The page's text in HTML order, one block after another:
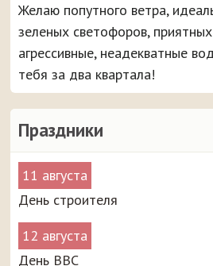
Праздники
11 августа
День строителя
12 августа
День ВВС
Желаю попутного ветра,
зеленых светофоров,
агрессивные, неадекватные
тебя за два квартала!